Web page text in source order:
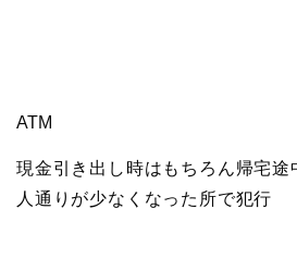
ATM
現金引き出し時はもちろん帰宅途
人通りが少なくなった所で犯行